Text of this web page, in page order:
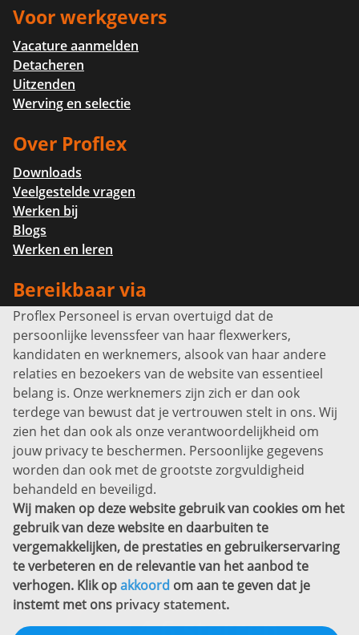
Voor werkgevers
Vacature aanmelden
Detacheren
Uitzenden
Werving en selectie
Over Proflex
Downloads
Veelgestelde vragen
Werken bij
Blogs
Werken en leren
Bereikbaar via
Info@proflexpersoneel.nl
Bel ons:+31 (0)85 0450040
Prins Willem-Alexanderlaan 301
7311 SW Apeldoorn
Disclaimer
Privacyverklaring
Sitemap
Copyright
Bekijk ook eens
Proflex Personeel is ervan overtuigd dat de
persoonlijke levenssfeer van haar flexwerkers,
kandidaten en werknemers, alsook van haar andere
relaties en bezoekers van de website van essentieel
belang is. Onze werknemers zijn zich er dan ook
terdege van bewust dat je vertrouwen stelt in ons. Wij
zien het dan ook als onze verantwoordelijkheid om
jouw privacy te beschermen. Persoonlijke gegevens
worden dan ook met de grootste zorgvuldigheid
behandeld en beveiligd.
Wij maken op deze website gebruik van cookies om het
gebruik van deze website en daarbuiten te
vergemakkelijken, de prestaties en gebruikerservaring
te verbeteren en de relevantie van het aanbod te
verhogen. Klik opakkoord om aan te geven dat je
instemt met ons privacy statement.